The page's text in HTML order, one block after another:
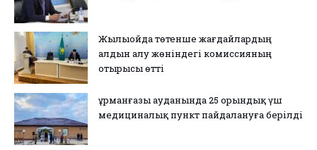
Жылыойда төтенше жағдайлардың
алдын алу жөніндегі комиссияның
отырысы өтті
Құрманғазы ауданында 25 орындық үш
медициналық пункт пайдалануға берілді